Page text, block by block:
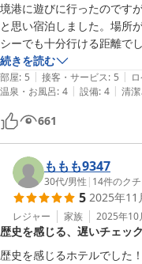
お宿の方が船や宿周辺の歴
した。
家族や夫婦でゆっくりした
境港に遊びに行ったのです
と思い宿泊しました。場所
シーでも十分行ける距離で
は綺麗で星空も綺麗に見え
潔感はあり、古さも趣だと
ん？）がとても親切で、い
く（とはいえだいぶ距離の
と本当に優しい対応をして
境港で止まっていたら行く
うえに、宿の方のご親切な
着いてのんびりゆったりと
た。
続きを読む
部屋: 5 | 接客・サービス: 5 |
温泉・お風呂: 4 | 設備: 4 | 清潔
661
ももも9347
30代/男性 | 14件のクチ
5 2025年11
レジャー 家族 2025年10
歴史を感じる、遅いチェッ
歴史を感じるホテルでした！